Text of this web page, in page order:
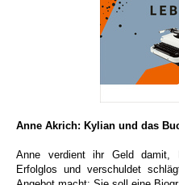
Anne Akrich: Kylian und das
Anne verdient ihr Geld damit,
Erfolglos und verschuldet